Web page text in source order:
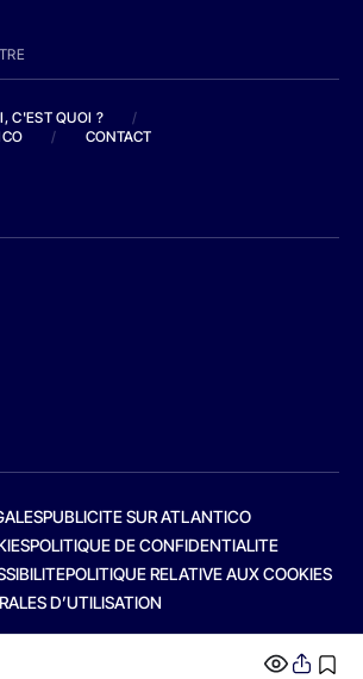
C'EST QUOI ?
/
/ CONTACT
PUBLICITE SUR ATLANTICO
POLITIQUE DE CONFIDENTIALITE
POLITIQUE RELATIVE AUX COOKIES
D’UTILISATION